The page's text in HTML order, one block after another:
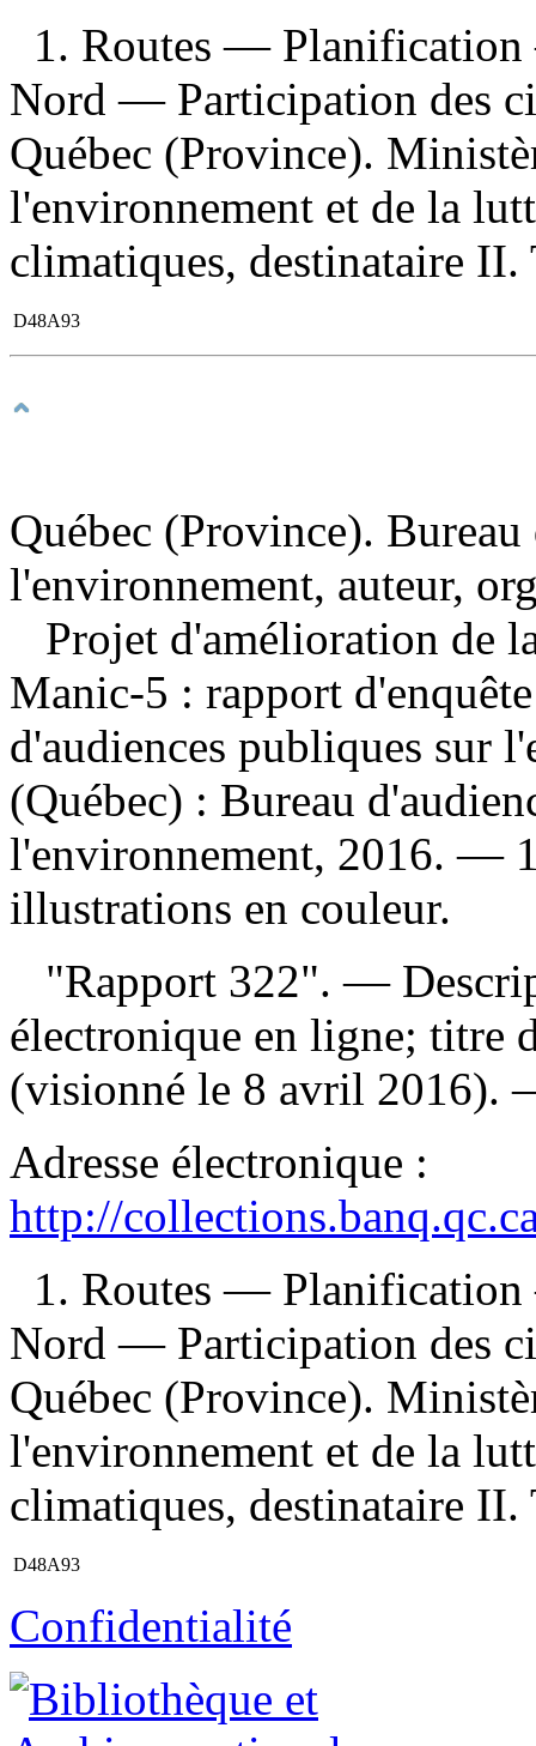
1. Routes —
Nord — Participation des
Québec (Province).
l'environnement et de la
climatiques, destinataire II.
D48A93
Québec (Province).
l'environnement, auteur,
Projet d'amélioration de
Manic-5 : rapport
d'audiences publiques sur
(Québec) : Bureau
l'environnement, 2016. —
illustrations en couleur.
"Rapport 322". —
électronique en ligne; titre
(visionné le 8 avril
Adresse électronique :
http://
1. Routes —
Nord — Participation des
Québec (Province).
l'environnement et de la
climatiques, destinataire II.
D48A93
Confidentialité